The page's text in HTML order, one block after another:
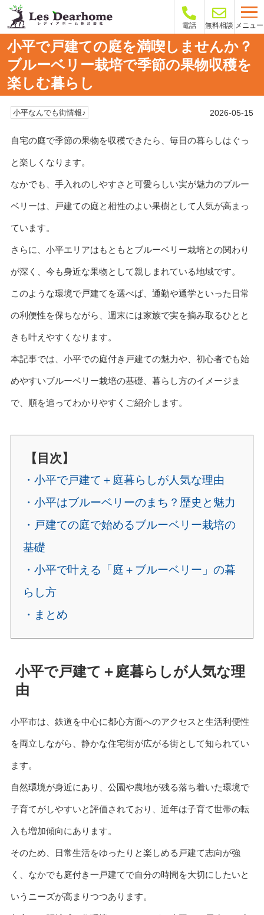
電話 無料相談 メニュー
小平で戸建ての庭を満喫しませんか？
ブルーベリー栽培で季節の果物収穫を
楽しむ暮らし
小平なんでも街情報♪ 2026-05-15
自宅の庭で季節の果物を収穫できたら、毎日の暮らしはぐっ
と楽しくなります。
なかでも、手入れのしやすさと可愛らしい実が魅力のブルー
ベリーは、戸建ての庭と相性のよい果樹として人気が高まっ
ています。
さらに、小平エリアはもともとブルーベリー栽培との関わり
が深く、今も身近な果物として親しまれている地域です。
このような環境で戸建てを選べば、通勤や通学といった日常
の利便性を保ちながら、週末には家族で実を摘み取るひとと
きも叶えやすくなります。
本記事では、小平での庭付き戸建ての魅力や、初心者でも始
めやすいブルーベリー栽培の基礎、暮らし方のイメージま
で、順を追ってわかりやすくご紹介します。
【目次】
・小平で戸建て＋庭暮らしが人気な理由
・小平はブルーベリーのまち？歴史と魅力
・戸建ての庭で始めるブルーベリー栽培の
基礎
・小平で叶える「庭＋ブルーベリー」の暮
らし方
・まとめ
小平で戸建て＋庭暮らしが人気な理
由
小平市は、鉄道を中心に都心方面へのアクセスと生活利便性
を両立しながら、静かな住宅街が広がる街として知られてい
ます。
自然環境が身近にあり、公園や農地が残る落ち着いた環境で
子育てがしやすいと評価されており、近年は子育て世帯の転
入も増加傾向にあります。
そのため、日常生活をゆったりと楽しめる戸建て志向が強
く、なかでも庭付き一戸建てで自分の時間を大切にしたいと
いうニーズが高まりつつあります。